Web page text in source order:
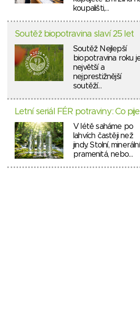
koupališti,…
Soutěž biopotravina slaví 25 let
Soutěž Nejlepší
biopotravina roku
největší a
nejprestižnější
soutěží…
Letní seriál FÉR potraviny: Co
V létě saháme po
lahvích častěji než
jindy. Stolní,
pramenitá, nebo…